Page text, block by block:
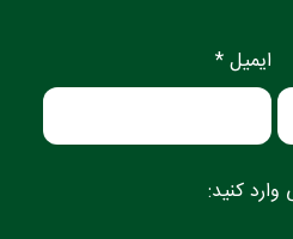
ایمیل *
کنید: